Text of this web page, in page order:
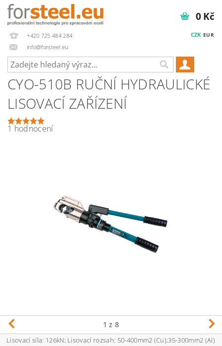
+420 725 484 284
info@forsteel.eu
CZK EUR
0 Kč
CYO-510B RUČNÍ HYDRAULICKÉ
LISOVACÍ ZAŘÍZENÍ
1 hodnocení
1 z 8
Lisovací síla: 126kN; Lisovací rozsah: 50-400mm2 (Cu);35-300mm2 (Al)